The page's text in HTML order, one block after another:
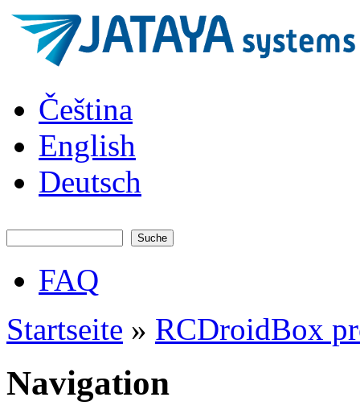
Direkt zum Inhalt
systems -
elektronika
pro RC
modely
Čeština
English
Deutsch
Hauptmenü
FAQ
Sie sind hier
Startseite » RCDroidBox
Navigation